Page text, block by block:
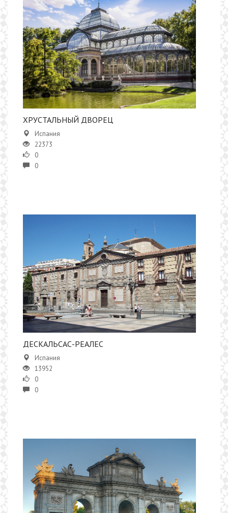
ХРУСТАЛЬНЫЙ ДВОРЕЦ
Испания
22373
0
0
ДЕСКАЛЬСАС-РЕАЛЕС
Испания
13952
0
0